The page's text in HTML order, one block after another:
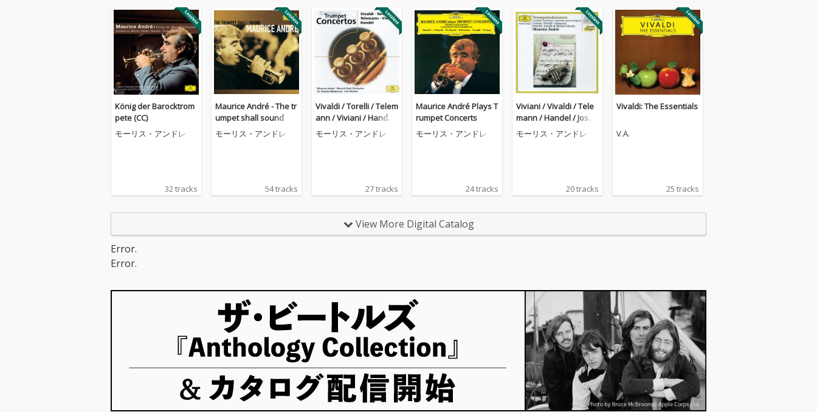
König der Barocktrom
pete (CC)
モーリス・アンドレ
32 tracks
Maurice André - The tr
umpet shall sound
モーリス・アンドレ
54 tracks
Vivaldi / Torelli / Telem
ann / Viviani / Handel:
Baroque Trumpet Con
certos
モーリス・アンドレ
27 tracks
Maurice André Plays T
rumpet Concerts
モーリス・アンドレ
24 tracks
Viviani / Vivaldi / Tele
mann / Handel / Josep
h & Michael Haydn: Tr
umpet Concertos
モーリス・アンドレ
20 tracks
Vivaldi: The Essentials
V.A.
25 tracks
View More Digital Catalog
Error.
Error.